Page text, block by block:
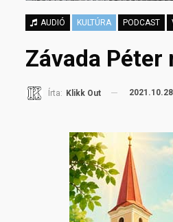
AUDIÓ KULTÚRA PODCAST
Závada
Írta: Klikk Out